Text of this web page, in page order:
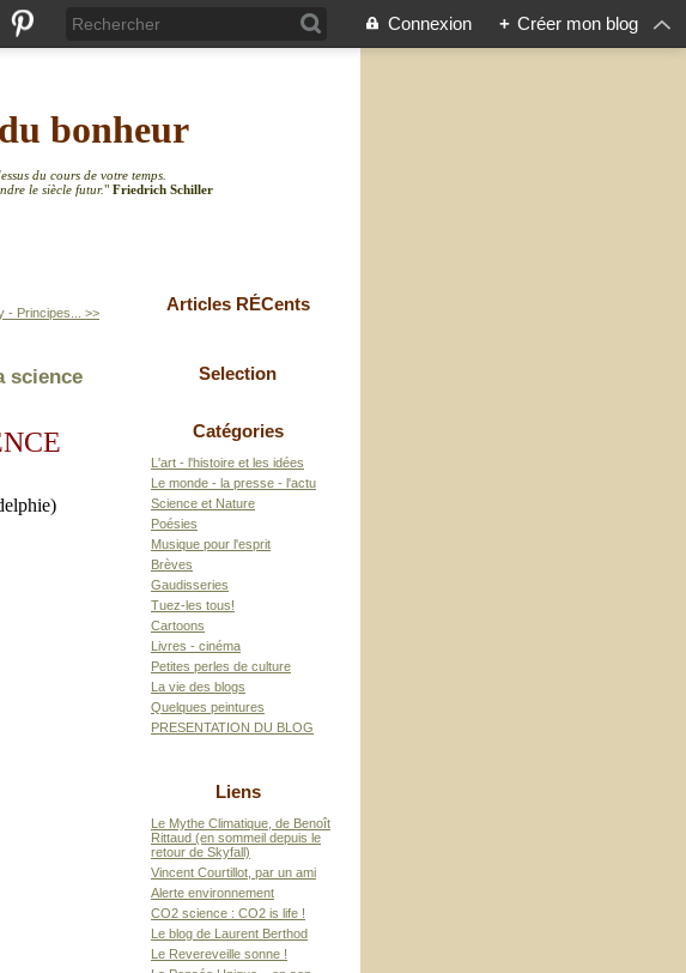
Connexion + Créer mon blog
bonheur
du cours de votre temps.
le siècle futur." Friedrich Schiller
- Principes... >>
science
Articles RÉCents
Selection
Catégories
L'art - l'histoire et les idées
Le monde - la presse - l'actu
Science et Nature
Poésies
Musique pour l'esprit
Brèves
Gaudisseries
Tuez-les tous!
Cartoons
Livres - cinéma
Petites perles de culture
La vie des blogs
Quelques peintures
PRESENTATION DU BLOG
Liens
Le Mythe Climatique, de Benoît
Rittaud (en sommeil depuis le
retour de Skyfall)
Vincent Courtillot, par un ami
Alerte environnement
CO2 science : CO2 is life !
Le blog de Laurent Berthod
Le Revereveille sonne !